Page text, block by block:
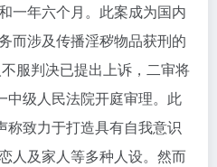
一年六个月。此案成为国内
而涉及传播淫秽物品获刑的
服判决已提出上诉，二审将
中级人民法院开庭审理。此
致力于打造具有自我意识
人及家人等多种人设。然而